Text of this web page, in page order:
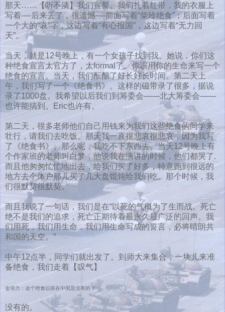
那天……【听不清】我们宣誓。我们扎着红带，我的衣服上
写着----后来丢了，很遗憾----前面写着“柴玲绝食”；后面写着
一个大的“哀”字，这边写着“有心报国”，这边写着“无力回
天”。
当天，就是12号晚上，有一个女孩子找到我。她说，你们这
种绝食宣言太官方了，太formal了。你该用你的生命来写一个
绝食的宣言。当天，我们酝酿了好长好长时间。第二天上
午，我们写了一个《绝食书》。这样的磁带录了很多，据说
录了1000盘。我希望以后我们到筹委会——北大筹委会——
也许能搞到。Eric也许有。
第二天，很多老师他们自己用钱来为我们这些绝食的同学来
壮行，请我们去吃饭。那天我一直很悲哀很悲哀，因为我写
了《绝食书》。那么呢，我吃不下东西去。当天12号晚上有
个作家班的老师叫白梦，他说我在演讲的时候，他们都哭了.
而且他匆匆忙忙地出去，给我们买了好多，特意跑到很远的
地方去个体户那儿买了几大盘馄饨给我们吃。那个时候，我
们很默契很默契。
而且我说了一句话，我们是在“以死的气概为了生而战。死亡
绝不是我们的追求，死亡正期待着最永久最广泛的回声。我
们用死，我们用生命，我们用生命写成的誓言，必将晴朗共
和国的天空。”
中午12点半，同学们就出发了。到师大来集合，一块儿来准
备绝食，我们走着【叹气】
金培力：这个绝食以前在中国是没有的？
没有的。